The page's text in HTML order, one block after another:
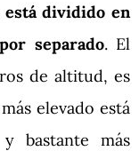
está dividido en
separado. El
de altitud, es
elevado está
bastante más